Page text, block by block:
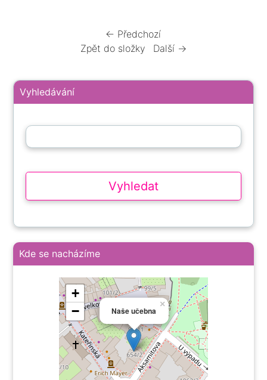
← Předchozí
Zpět do složky
Další →
Vyhledávání
Kde se nacházíme
Naše učebna
×
+
−